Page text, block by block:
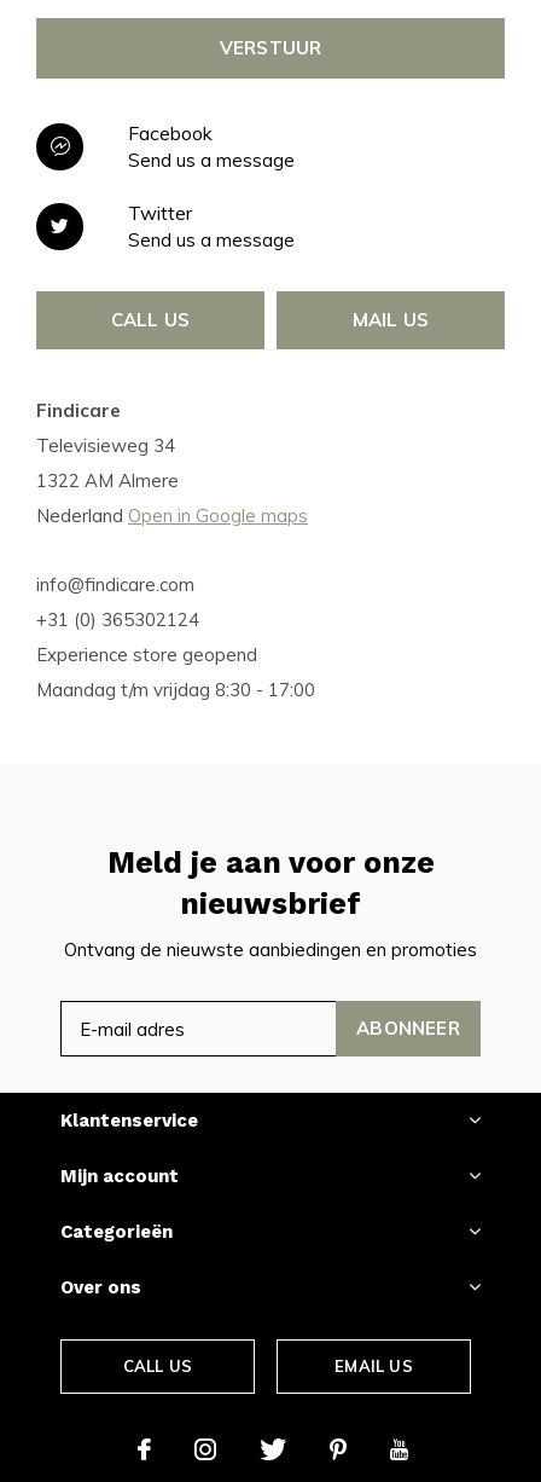
VERSTUUR
Facebook
Send us a message
Twitter
Send us a message
CALL US MAIL US
Findicare
Televisieweg 34
1322 AM Almere
Nederland Open in Google maps
info@findicare.com
+31 (0) 365302124
Experience store geopend
Maandag t/m vrijdag 8:30 - 17:00
Meld je aan voor onze
nieuwsbrief
Ontvang de nieuwste aanbiedingen en promoties
ABONNEER
Klantenservice
Mijn account
Categorieën
Over ons
CALL US EMAIL US